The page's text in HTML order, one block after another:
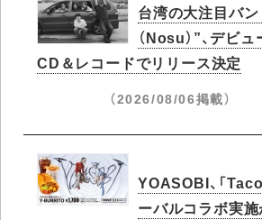
台湾の大注目バ
（Nosu）”、デビ
CD＆レコードでリリース決定
（2026/08/06掲載）
YOASOBI、「
ーバルコラボ実